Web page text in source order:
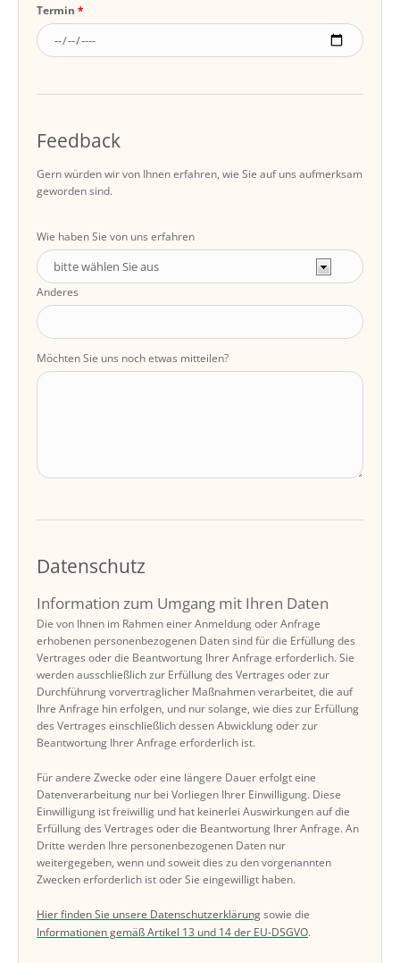
Termin
Feedback
Gern würden wir von Ihnen erfahren, wie Sie auf uns aufmerksam
geworden sind.
Wie haben Sie von uns erfahren
Anderes
Möchten Sie uns noch etwas mitteilen?
Datenschutz
Information zum Umgang mit Ihren Daten
Die von Ihnen im Rahmen einer Anmeldung oder Anfrage
erhobenen personenbezogenen Daten sind für die Erfüllung des
Vertrages oder die Beantwortung Ihrer Anfrage erforderlich. Sie
werden ausschließlich zur Erfüllung des Vertrages oder zur
Durchführung vorvertraglicher Maßnahmen verarbeitet, die auf
Ihre Anfrage hin erfolgen, und nur solange, wie dies zur Erfüllung
des Vertrages einschließlich dessen Abwicklung oder zur
Beantwortung Ihrer Anfrage erforderlich ist.
Für andere Zwecke oder eine längere Dauer erfolgt eine
Datenverarbeitung nur bei Vorliegen Ihrer Einwilligung. Diese
Einwilligung ist freiwillig und hat keinerlei Auswirkungen auf die
Erfüllung des Vertrages oder die Beantwortung Ihrer Anfrage. An
Dritte werden Ihre personenbezogenen Daten nur
weitergegeben, wenn und soweit dies zu den vorgenannten
Zwecken erforderlich ist oder Sie eingewilligt haben.
Hier finden Sie unsere Datenschutzerklärungsowie die
Informationen gemäß Artikel 13 und 14 der EU-DSGVO.